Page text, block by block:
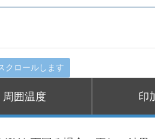
周囲温度 印